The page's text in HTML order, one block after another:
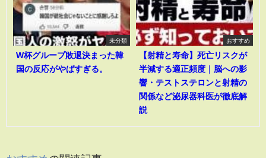
未分類
W杯グループ敗退決まった韓
国の反応がやばすぎる。
おすすめ
【射精と寿命】死亡リスクが
半減する適正頻度｜脳への影
響・テストステロンと射精の
関係など泌尿器科医が徹底解
説